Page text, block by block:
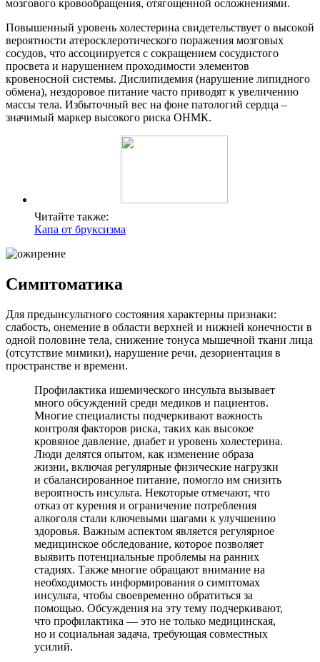
мозгового кровообращения, отягощенной осложнениями.
Повышенный уровень холестерина свидетельствует о высокой
вероятности атеросклеротического поражения мозговых
сосудов, что ассоциируется с сокращением сосудистого
просвета и нарушением проходимости элементов
кровеносной системы. Дислипидемия (нарушение липидного
обмена), нездоровое питание часто приводят к увеличению
массы тела. Избыточный вес на фоне патологий сердца –
значимый маркер высокого риска ОНМК.
Читайте также:
Капа от бруксизма
Симптоматика
Для предынсультного состояния характерны признаки:
слабость, онемение в области верхней и нижней конечности в
одной половине тела, снижение тонуса мышечной ткани лица
(отсутствие мимики), нарушение речи, дезориентация в
пространстве и времени.
Профилактика ишемического инсульта вызывает
много обсуждений среди медиков и пациентов.
Многие специалисты подчеркивают важность
контроля факторов риска, таких как высокое
кровяное давление, диабет и уровень холестерина.
Люди делятся опытом, как изменение образа
жизни, включая регулярные физические нагрузки
и сбалансированное питание, помогло им снизить
вероятность инсульта. Некоторые отмечают, что
отказ от курения и ограничение потребления
алкоголя стали ключевыми шагами к улучшению
здоровья. Важным аспектом является регулярное
медицинское обследование, которое позволяет
выявить потенциальные проблемы на ранних
стадиях. Также многие обращают внимание на
необходимость информирования о симптомах
инсульта, чтобы своевременно обратиться за
помощью. Обсуждения на эту тему подчеркивают,
что профилактика — это не только медицинская,
но и социальная задача, требующая совместных
усилий.